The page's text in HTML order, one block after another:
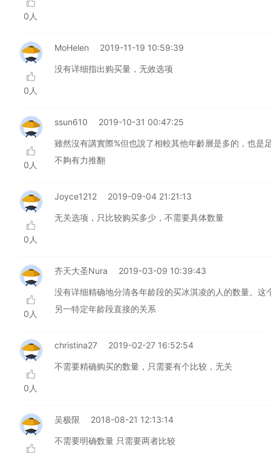
0人
0人
MoHelen 2019-11-19 10:59:39
没有详细指出购买量，无效选项
0人
ssun610 2019-10-31 00:47:25
雖然沒有講實際%但也說了相較其他年齡層是多的，也是
不夠有力推翻
0人
Joyce1212 2019-09-04 21:21:13
无关选项，只比较购买多少，不需要具体数量
0人
齐天大圣Nura 2019-03-09 10:39:43
没有详细精确地分清各年龄段的买冰淇凌的人的数量。
另一特定年龄段直接的关系
0人
christina27 2019-02-27 16:52:54
不需要精确购买的数量，只需要有个比较，无关
吴极限 2018-08-21 12:13:14
不需要明确数量 只需要两者比较